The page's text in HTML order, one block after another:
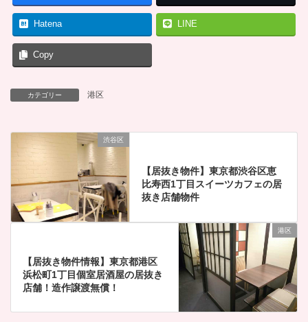
Hatena LINE
Copy
カテゴリー 港区
渋谷区
【居抜き物件】東京都渋谷区恵
比寿西1丁目スイーツカフェの居
抜き店舗物件
港区
【居抜き物件情報】東京都港区
浜松町1丁目個室居酒屋の居抜き
店舗！造作譲渡無償！